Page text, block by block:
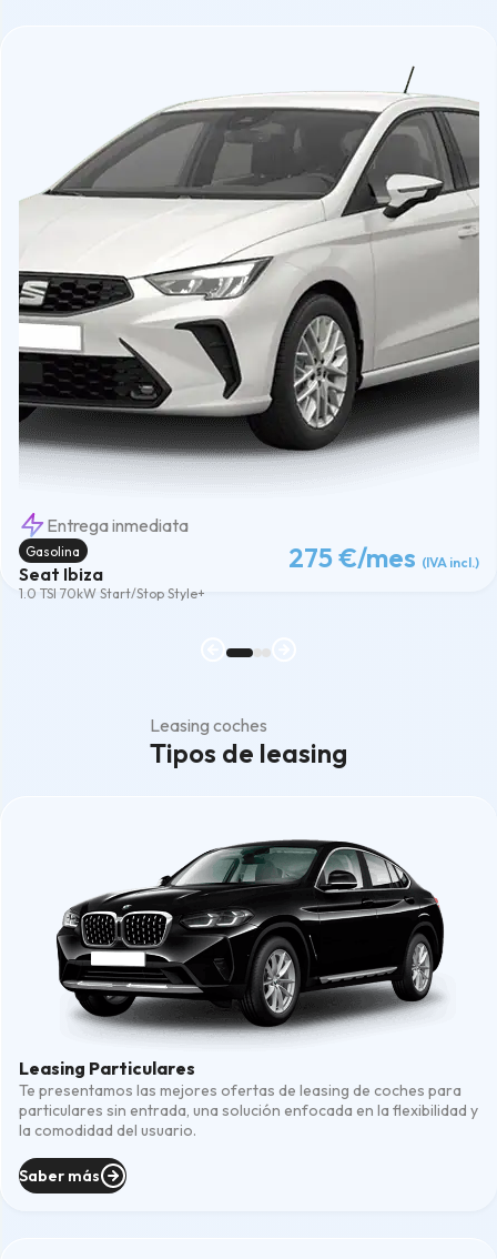
Entrega inmediata
Seat Ibiza
1.0 TSI 70kW Start/Stop Style+
275 €/mes (IVA incl.)
Gasolina
Leasing coches
Tipos de leasing
Leasing Particulares
Te presentamos las mejores ofertas de leasing de coches para
particulares sin entrada, una solución enfocada en la flexibilidad y
la comodidad del usuario.
Saber más